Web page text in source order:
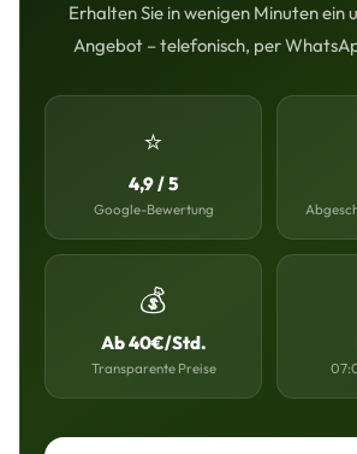
Erhalten Sie in wenigen Minuten ein
Angebot – telefonisch, per
⭐
4,9 / 5
Google-Bewertung
💰
Ab 40€/Std.
Transparente Preise